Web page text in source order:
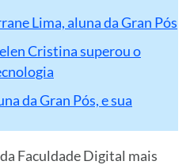
Lima, aluna da Gran Pós
Cristina superou o
da Gran Pós, e sua
Faculdade Digital mais